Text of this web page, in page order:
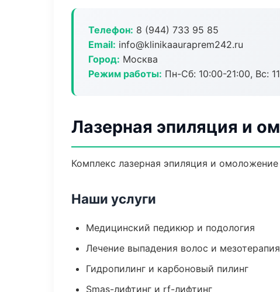
Телефон: 8 (944) 733 95 85
Email: info@klinikaauraprem242.ru
Город: Москва
Режим работы: Пн-Сб: 10:00-21:00, Вс:
Лазерная эпиляция и
Комплекс лазерная эпиляция и
Наши услуги
Медицинский педикюр и подология
Лечение выпадения волос и мезотерапия
Гидропилинг и карбоновый пилинг
Smas-лифтинг и rf-лифтинг